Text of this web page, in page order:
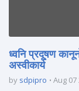
ध्वनि प्रदूषण
अस्वीकार्य
by sdpipro Aug 07